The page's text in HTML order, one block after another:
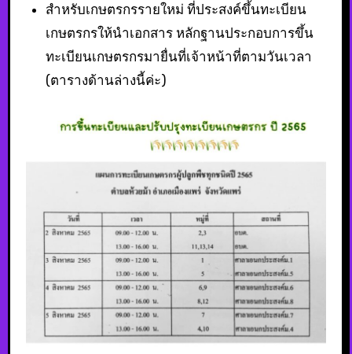
สำหรับเกษตรกรรายใหม่ ที่ประสงค์ขึ้นทะเบียน
เกษตรกรให้นำเอกสาร หลักฐานประกอบการขึ้น
ทะเบียนเกษตรกรมายื่นที่เจ้าหน้าที่ตามวันเวลา
(ตารางด้านล่างนี้ค่ะ)